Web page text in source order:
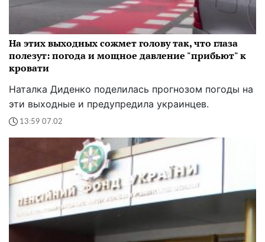
На этих выходных сожмет голову так, что глаза
полезут: погода и мощное давление "прибьют" к
кровати
Наталка Диденко поделилась прогнозом погоды на
эти выходные и предупредила украинцев.
13:59 07.02